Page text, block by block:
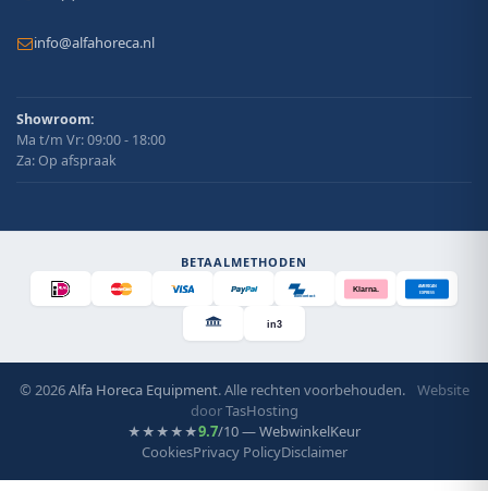
info@alfahoreca.nl
Showroom:
Ma t/m Vr: 09:00 - 18:00
Za: Op afspraak
BETAALMETHODEN
Bancontact
Klarna.
AMERICAN
EXPRESS
in3
© 2026Alfa Horeca Equipment. Alle rechten voorbehouden.
Website
doorTasHosting
★★★★★9.7/10 — WebwinkelKeur
CookiesPrivacy PolicyDisclaimer